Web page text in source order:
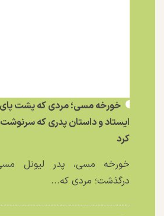
خورخه مسی؛ مردی که پشت
ایستاد و داستان پدری که
کرد
درگذشت؛ مردی که...